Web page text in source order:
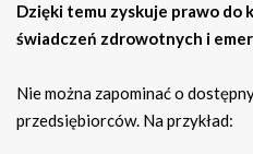
Dzięki temu zyskuje prawo do
świadczeń zdrowotnych i
Nie można zapominać o
przedsiębiorców. Na przykład: